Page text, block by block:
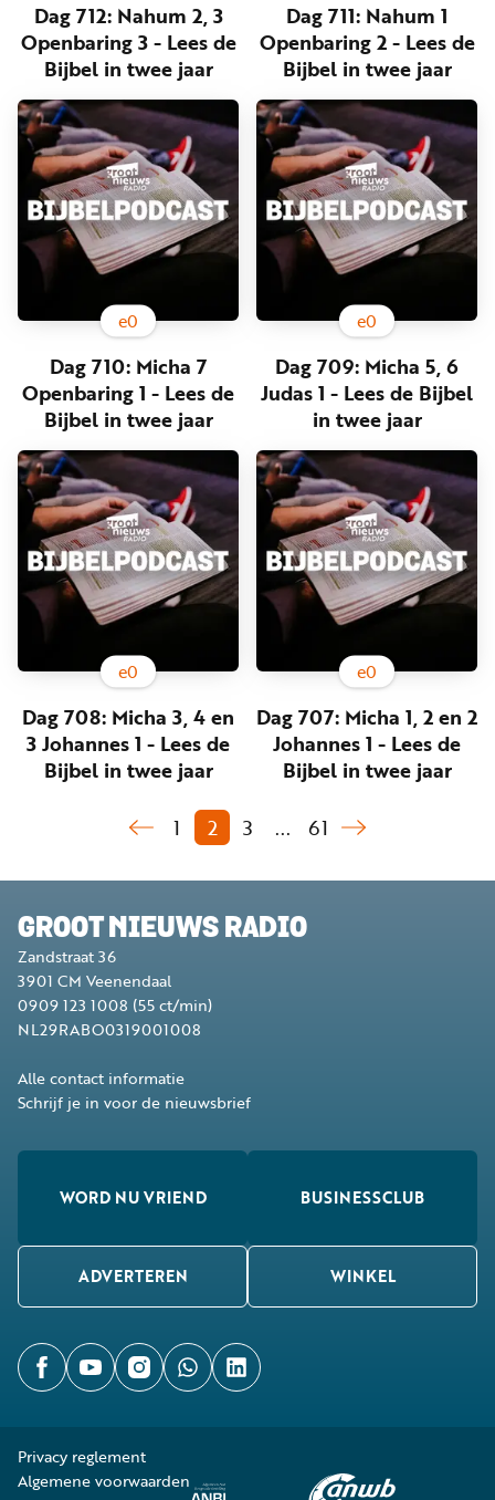
Dag 712: Nahum 2, 3
Openbaring 3 - Lees de
Bijbel in twee jaar
Dag 711: Nahum 1
Openbaring 2 - Lees de
Bijbel in twee jaar
e0
Dag 710: Micha 7
Openbaring 1 - Lees de
Bijbel in twee jaar
e0
Dag 709: Micha 5, 6
Judas 1 - Lees de Bijbel
in twee jaar
e0
Dag 708: Micha 3, 4 en
3 Johannes 1 - Lees de
Bijbel in twee jaar
e0
Dag 707: Micha 1, 2 en 2
Johannes 1 - Lees de
Bijbel in twee jaar
1
2 3 ... 61
GROOT NIEUWS RADIO
Zandstraat 36
3901 CM Veenendaal
0909 123 1008 (55 ct/min)
NL29RABO0319001008
Alle contact informatie
Schrijf je in voor de nieuwsbrief
WORD NU VRIEND BUSINESSCLUB
ADVERTEREN WINKEL
Privacy reglement
Algemene voorwaarden